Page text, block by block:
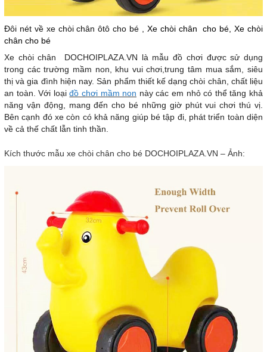
Đôi nét về xe chòi chân ôtô cho bé , Xe chòi chân cho bé, Xe chòi
chân cho bé
Xe chòi chân DOCHOIPLAZA.VN là mẫu đồ chơi được sử dụng
trong các trường mầm non, khu vui chơi,trung tâm mua sắm, siêu
thị và gia đình hiện nay. Sản phẩm thiết kế dạng chòi chân, chất liệu
an toàn. Với loạiđồ chơi mầm non này các em nhỏ có thể tăng khả
năng vận động, mang đến cho bé những giờ phút vui chơi thú vị.
Bên cạnh đó xe còn có khả năng giúp bé tập đi, phát triển toàn diện
về cả thế chất lẫn tinh thần.
Kích thước mẫu xe chòi chân cho bé DOCHOIPLAZA.VN – Ảnh: